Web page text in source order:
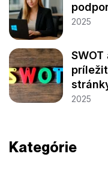
2025
2025
Kategórie